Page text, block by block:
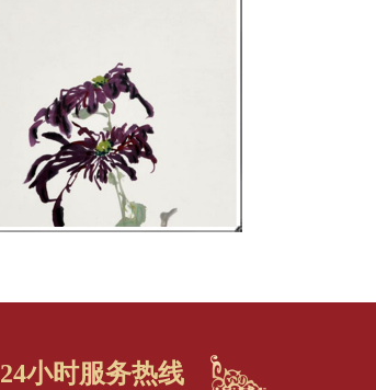
24小时服务热线